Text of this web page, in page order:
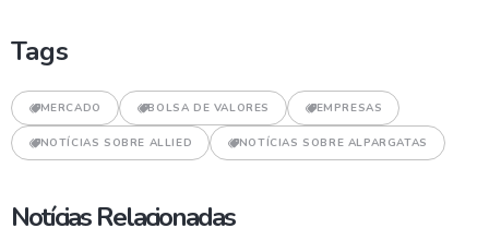
Tags
MERCADO BOLSA DE VALORES EMPRESAS
NOTÍCIAS SOBRE ALLIED NOTÍCIAS SOBRE ALPARGATAS
Notícias Relacionadas